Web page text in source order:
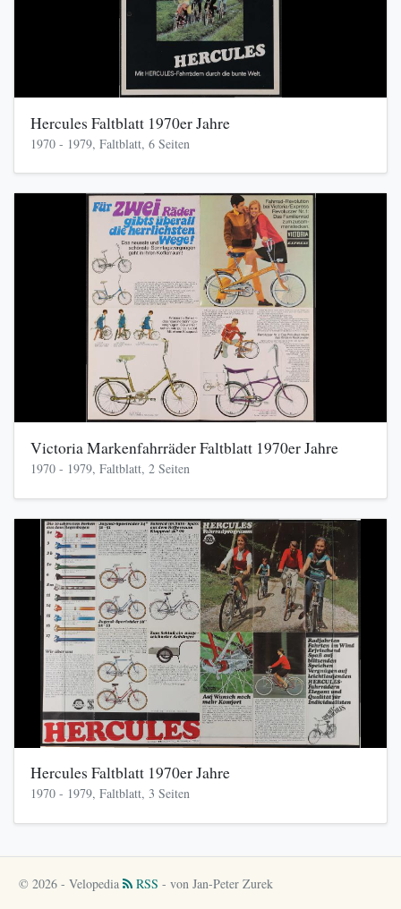
Hercules Faltblatt 1970er Jahre
1970 - 1979, Faltblatt, 6 Seiten
Victoria Markenfahrräder Faltblatt 1970er Jahre
1970 - 1979, Faltblatt, 2 Seiten
Hercules Faltblatt 1970er Jahre
1970 - 1979, Faltblatt, 3 Seiten
© 2026 - Velopedia RSS - von Jan-Peter Zurek